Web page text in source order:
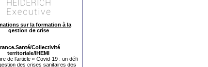
sur la formation à la
gestion de crise
Collectivité
territoriale/IHEMI
de l’article « Covid-19 : un défi
des crises sanitaires des